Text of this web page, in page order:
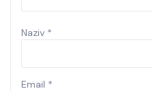
Naziv *
Email *